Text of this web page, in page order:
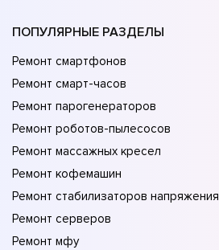
ПОПУЛЯРНЫЕ РАЗДЕЛЫ
Ремонт смартфонов
Ремонт смарт-часов
Ремонт парогенераторов
Ремонт роботов-пылесосов
Ремонт массажных кресел
Ремонт кофемашин
Ремонт стабилизаторов напряжения
Ремонт серверов
Ремонт мфу